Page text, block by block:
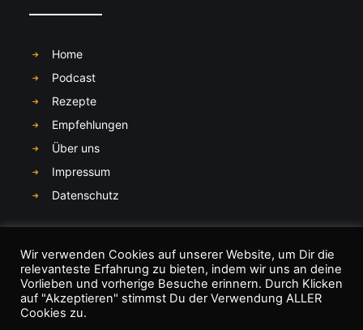
Home
Podcast
Rezepte
Empfehlungen
Über uns
Impressum
Datenschutz
Wir verwenden Cookies auf unserer Website, um Dir die
relevanteste Erfahrung zu bieten, indem wir uns an deine
Vorlieben und vorherige Besuche erinnern. Durch Klicken
auf "Akzeptieren" stimmst Du der Verwendung ALLER
Cookies zu.